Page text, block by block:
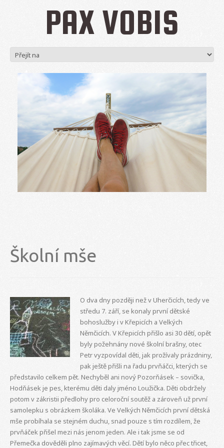
PAX VOBIS
Školní mše
O dva dny později než v Uherčicích, tedy ve
středu 7. září, se konaly první dětské
bohoslužby i v Křepicích a Velkých
Němčicích. V Křepicích přišlo asi 30 dětí, opět
byly požehnány nové školní brašny, otec
Petr vyzpovídal děti, jak prožívaly prázdniny,
pak ještě přišli na řadu prvňáčci, kterých se
představilo celkem pět. Nechyběl ani nový Pozorňásek – sovička,
Hodňásek je pes, kterému děti daly jméno Loužička. Děti obdržely
potom v zákristii předlohy pro celoroční soutěž a zároveň už první
samolepku s obrázkem školáka. Ve Velkých Němčicích první dětská
mše probíhala se stejném duchu, snad pouze s tím rozdílem, že
prvňáček přišel mezi nás jenom jeden. Ale i tak jsme se od
Přemečka dověděli plno zajímavých věcí. Dětí bylo něco přec třicet,